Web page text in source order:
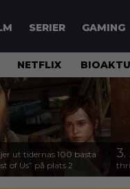
SERIER GAMING
NETFLIX
ut tidernas 100 bästa
of Us” på plats 2
3.